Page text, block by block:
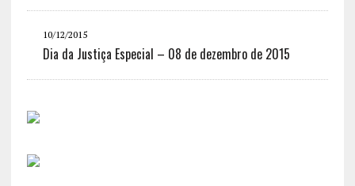
10/12/2015
Dia da Justiça Especial – 08 de dezembro de 2015